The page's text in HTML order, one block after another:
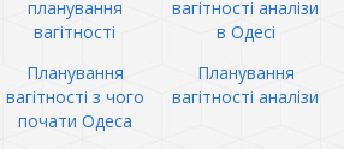
планування
вагітності
вагітності аналізи
в Одесі
Планування
вагітності з чого
почати Одеса
Планування
вагітності аналізи